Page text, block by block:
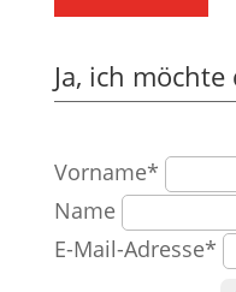
Ja, ich
Vorname*
Name
E-Mail-Adresse*